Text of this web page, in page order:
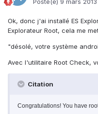
Posté(e) 9 mars 2013
Ok, donc j'ai installé ES
Explorateur Root, cela me
"désolé, votre système
Avec l'utilitaire Root Check,
Citation
Congratulations! You have